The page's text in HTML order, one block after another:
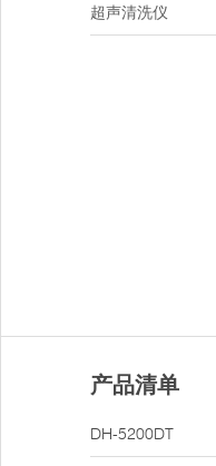
超声清洗仪
产品清单
DH-5200DT